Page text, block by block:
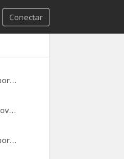
Conectar
Andalucía Centro Deportes (Antequera) - Martes 12 de mayo de 2026
RUEDA PRENSA | Renovación Javi Medina como entrenador del Antequera C.F.
Andalucía Centro Deportes – Martes 27 de junio de 2023